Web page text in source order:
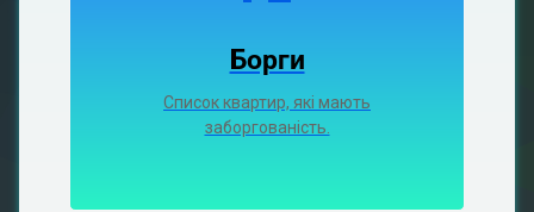
Борги
Список квартир, які мають
заборгованість.